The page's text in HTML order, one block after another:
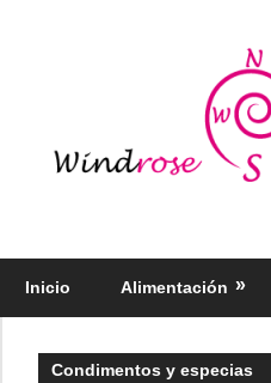
Inicio Alimentación
Condimentos y especias